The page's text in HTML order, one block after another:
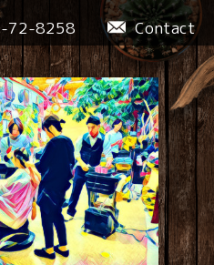
Contact
72-8258